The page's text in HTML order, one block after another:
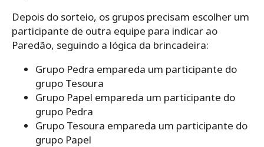
Depois do sorteio, os grupos precisam escolher um
participante de outra equipe para indicar ao
Paredão, seguindo a lógica da brincadeira:
Grupo Pedra empareda um participante do
grupo Tesoura
Grupo Papel empareda um participante do
grupo Pedra
Grupo Tesoura empareda um participante do
grupo Papel